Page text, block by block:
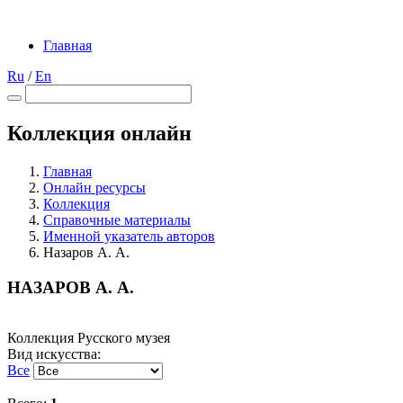
Главная
Ru /En
Коллекция онлайн
Главная
Онлайн ресурсы
Коллекция
Справочные материалы
Именной указатель авторов
Назаров А. А.
НАЗАРОВ А. А.
Коллекция Русского музея
Вид искусства:
Все